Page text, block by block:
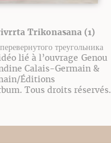
Trikonasana (1)
треугольника
lié à l’ouvrage Genou
Calais-Germain &
Éditions
Tous droits réservés.